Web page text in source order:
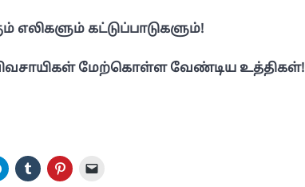
எலிகளும் கட்டுப்பாடுகளும்!
மேற்கொள்ள வேண்டிய உத்திகள்!